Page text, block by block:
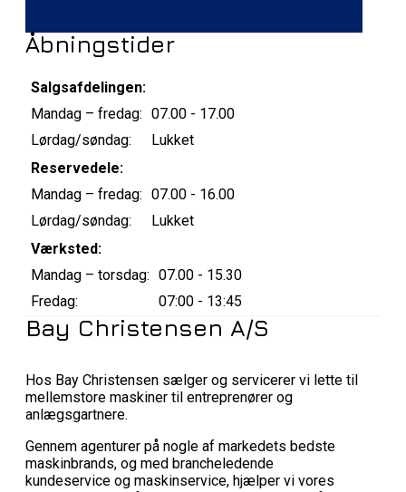
Åbningstider
Salgsafdelingen:
Mandag – fredag: 07.00 - 17.00
Lørdag/søndag:
Lukket
Reservedele:
Mandag – fredag: 07.00 - 16.00
Lørdag/søndag:
Lukket
Værksted:
Mandag – torsdag: 07.00 - 15.30
Fredag:
07:00 - 13:45
Bay Christensen A/S
Hos Bay Christensen sælger og servicerer vi lette til
mellemstore maskiner til entreprenører og
anlægsgartnere.
Gennem agenturer på nogle af markedets bedste
maskinbrands, og med brancheledende
kundeservice og maskinservice, hjælper vi vores